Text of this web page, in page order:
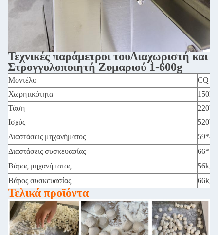
Τεχνικές παράμετροιτουΔιαχωριστή και
Στρογγυλοποιητή Ζυμαριού 1-600g
Μοντέλο
CQ -
Χωρητικότητα
Τάση
220V
Ισχύς
520W
Διαστάσεις μηχανήματος
Διαστάσεις συσκευασίας
Βάρος μηχανήματος
56kg
Βάρος συσκευασίας
66kg
Τελικά προϊόντα